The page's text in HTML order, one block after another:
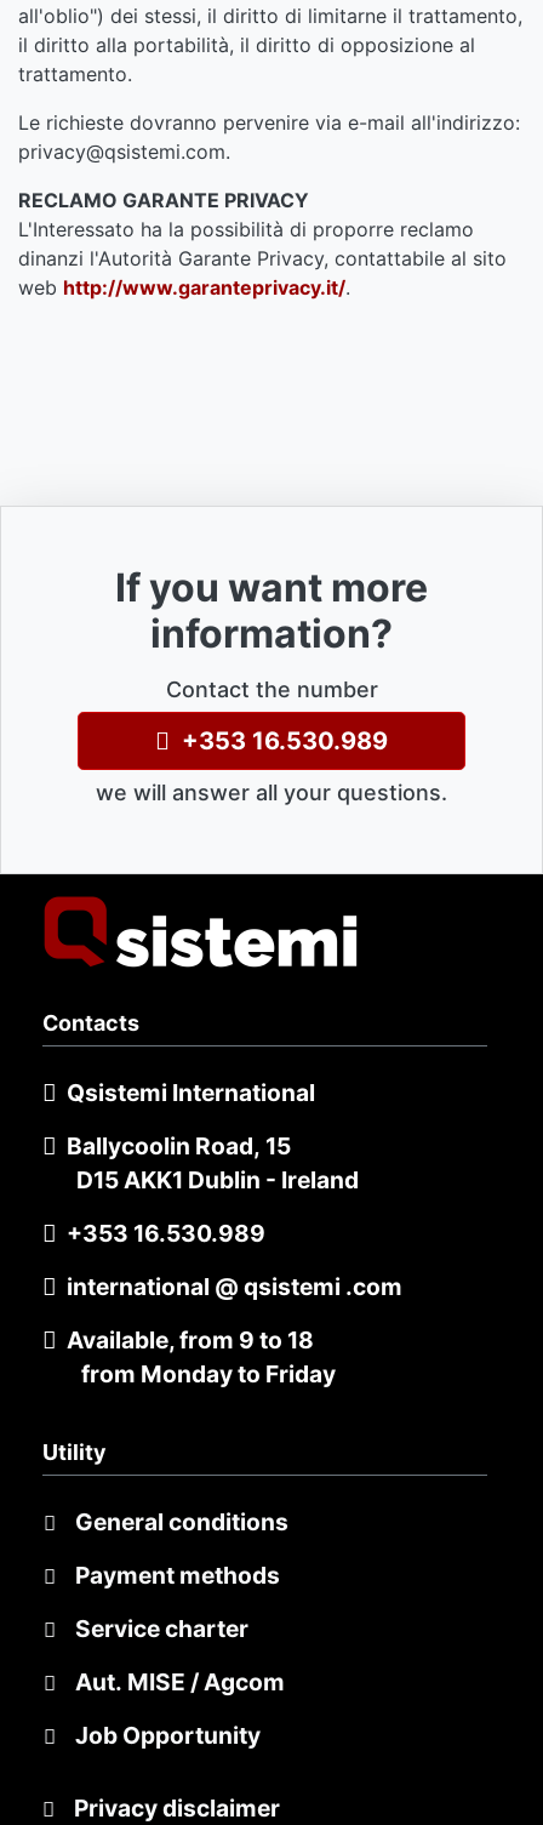
all'oblio") dei stessi, il diritto di limitarne il trattamento,
il diritto alla portabilità, il diritto di opposizione al
trattamento.
Le richieste dovranno pervenire via e-mail all'indirizzo:
privacy@qsistemi.com.
RECLAMO GARANTE PRIVACY
L'Interessato ha la possibilità di proporre reclamo
dinanzi l'Autorità Garante Privacy, contattabile al sito
web http://www.garanteprivacy.it/.
If you want more
information?
Contact the number
+353 16.530.989
we will answer all your questions.
Contacts
Qsistemi International
Ballycoolin Road, 15
D15 AKK1 Dublin - Ireland
+353 16.530.989
international @ qsistemi .com
Available, from 9 to 18
from Monday to Friday
Utility
General conditions
Payment methods
Service charter
Aut. MISE / Agcom
Job Opportunity
Privacy disclaimer